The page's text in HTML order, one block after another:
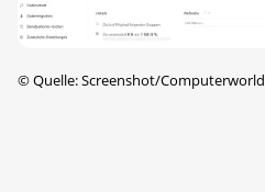
©Quelle: Screenshot/Computerworld